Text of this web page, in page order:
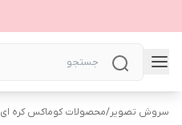
سروش تصویر/محصولات کوماکس کره ای